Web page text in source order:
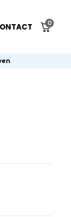
0